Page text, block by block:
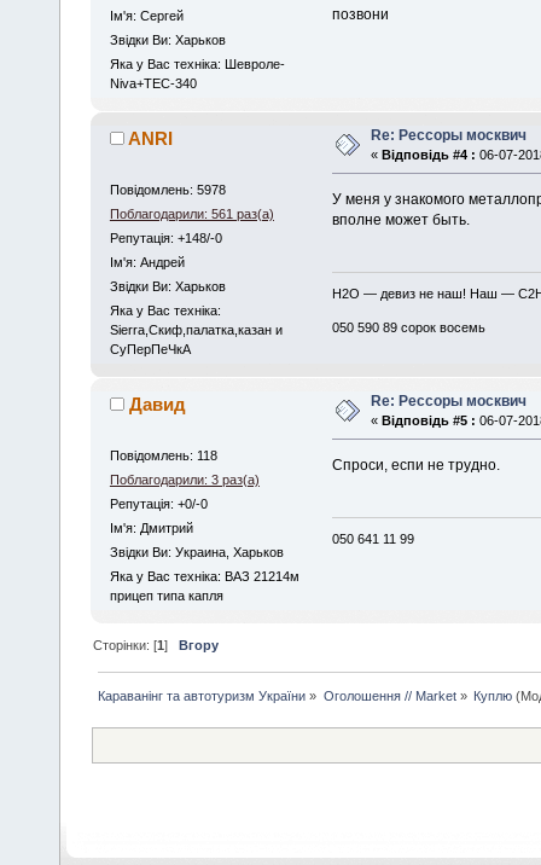
Iм'я: Сергей
Звідки Ви: Харьков
Яка у Вас техніка: Шевроле-
Niva+ТЕC-340
позвони
ANRI
Повідомлень: 5978
Поблагодарили: 561 раз(а)
Репутація: +148/-0
Iм'я: Андрей
Звідки Ви: Харьков
Яка у Вас техніка:
Sierra,Скиф,палатка,казан и
СуПерПеЧкА
Re: Рессоры москвич
« Відповідь #4 : 06-07-
У меня у знакомого
вполне может быть.
H2O — девиз не наш! Наш —
050 590 89 сорок восемь
Давид
Повідомлень: 118
Поблагодарили: 3 раз(а)
Репутація: +0/-0
Iм'я: Дмитрий
Звідки Ви: Украина, Харьков
Яка у Вас техніка: ВАЗ 21214м
прицеп типа капля
Re: Рессоры москвич
« Відповідь #5 : 06-07-
Спроси, еспи не трудно.
050 641 11 99
Сторінки: [1]Вгору
Караванінг та автотуризм України » Оголошення // Market» Куплю